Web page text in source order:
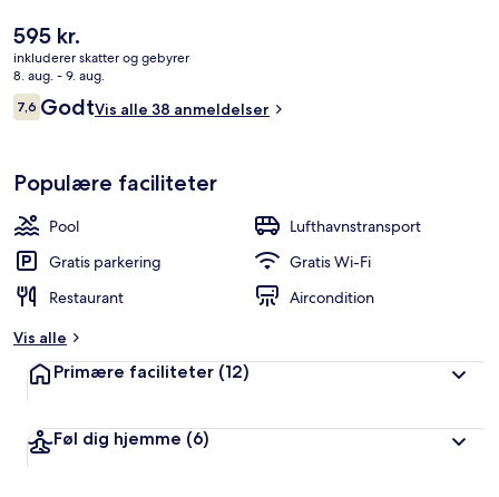
bar/lounge og et fitnesscenter er andre højdepunkter.
Den
nuværende
pris
er
595 kr.
595 kr.
inkluderer skatter og gebyrer
8. aug. - 9. aug.
Anmeldelser
7,67,6 ud af 10.
GodtVis alle 38 anmeldelser
Populære faciliteter
Pool
Lufthavnstransport
Gratis parkering
Gratis Wi-Fi
Restaurant
Aircondition
Vis alle
Primære faciliteter (12)
Føl dig hjemme (6)